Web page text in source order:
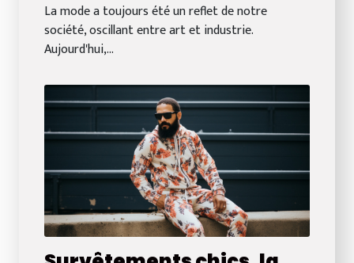
La mode a toujours été un reflet de notre
société, oscillant entre art et industrie.
Aujourd'hui,...